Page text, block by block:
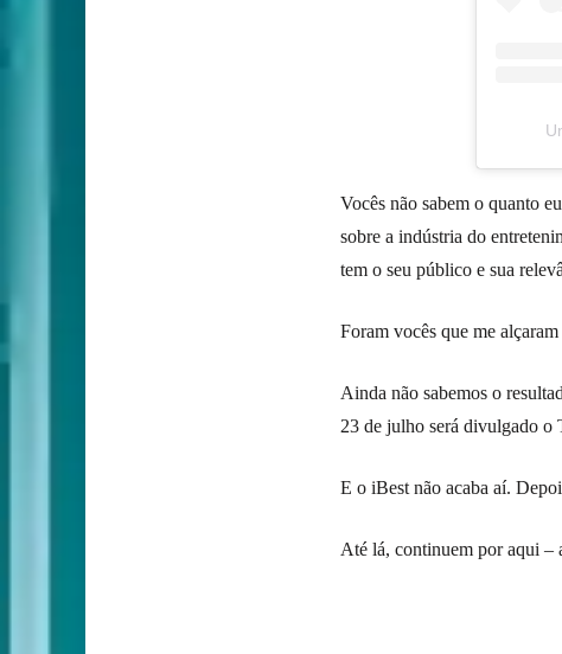
Vocês não sabem o quanto
sobre a indústria do
tem o seu público e sua
Foram vocês que me
Ainda não sabemos o
23 de julho será divulgado o
E o iBest não acaba aí.
Até lá, continuem por aqui –